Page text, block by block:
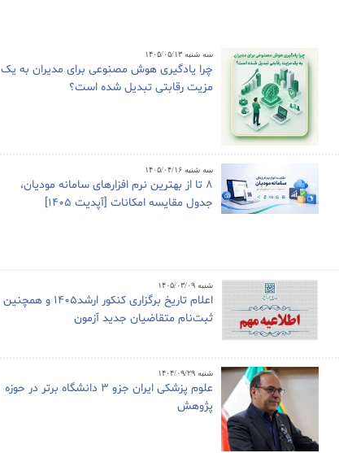
سه شنبه ۱۴۰۵/۰۵/۱۳
چرا یادگیری هوش مصنوعی برای مدیران به یک
مزیت رقابتی تبدیل شده است؟
سه شنبه ۱۴۰۵/۰۴/۱۶
8 تا از بهترین نرم افزارهای سامانه مودیان،
جدول مقایسه امکانات [آپدیت 1405]
شنبه ۱۴۰۵/۰۳/۰۹
اعلام تاریخ برگزاری کنکور ارشد1405 و همچنین
ثبت‌نام متقاضیان جدید آزمون
شنبه ۱۴۰۴/۰۹/۲۹
علوم پزشکی ایران جزو ۳ دانشگاه برتر در حوزه
پژوهش